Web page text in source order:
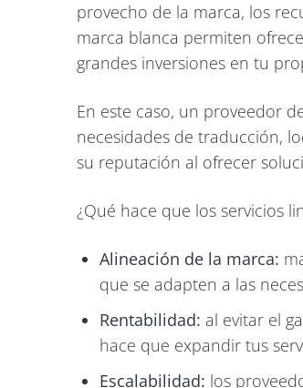
provecho de la marca, los
marca blanca permiten
grandes inversiones en tu
En este caso, un proveedor
necesidades de traducción,
su reputación al ofrecer
¿Qué hace que los servicios
Alineación de la marca:
que se adapten a las
Rentabilidad: al evitar el
hace que expandir tus
Escalabilidad: los